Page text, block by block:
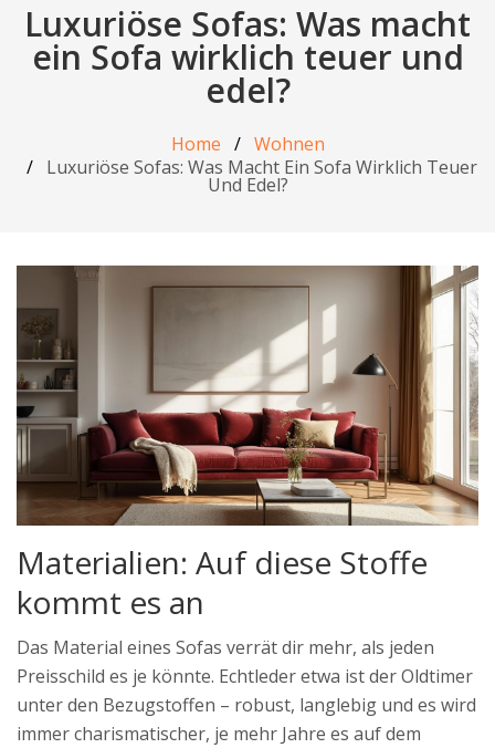
Luxuriöse Sofas: Was macht
ein Sofa wirklich teuer und
edel?
Home
Wohnen
Luxuriöse Sofas: Was Macht Ein Sofa Wirklich Teuer
Und Edel?
Materialien: Auf diese Stoffe
kommt es an
Das Material eines Sofas verrät dir mehr, als jeden
Preisschild es je könnte. Echtleder etwa ist der Oldtimer
unter den Bezugstoffen – robust, langlebig und es wird
immer charismatischer, je mehr Jahre es auf dem